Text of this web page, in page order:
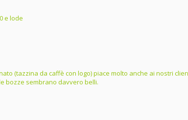
e lode
(tazzina da caffè con logo) piace molto anche ai nostri
bozze sembrano davvero belli.